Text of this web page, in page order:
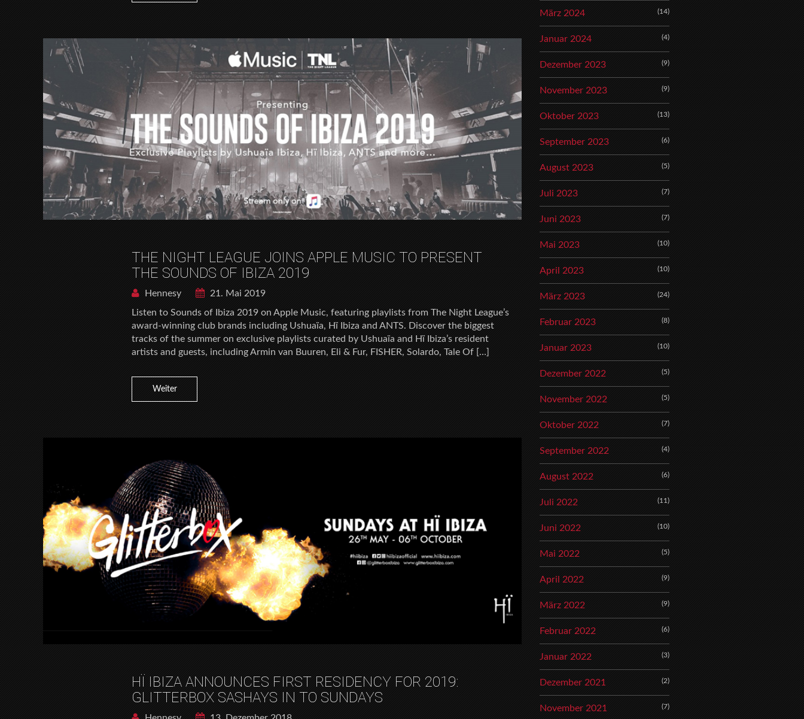
THE NIGHT LEAGUE JOINS APPLE MUSIC TO PRESENT
THE SOUNDS OF IBIZA 2019
Hennesy
21. Mai 2019
Listen to Sounds of Ibiza 2019 on Apple Music, featuring playlists from The Night League’s
award-winning club brands including Ushuaïa, Hï Ibiza and ANTS. Discover the biggest
tracks of the summer on exclusive playlists curated by Ushuaïa and Hï Ibiza’s resident
artists and guests, including Armin van Buuren, Eli & Fur, FISHER, Solardo, Tale Of […]
Weiter
HÏ IBIZA ANNOUNCES FIRST RESIDENCY FOR 2019:
GLITTERBOX SASHAYS IN TO SUNDAYS
März 2024 (14)
Januar 2024 (4)
Dezember 2023 (9)
November 2023 (9)
Oktober 2023 (13)
September 2023 (6)
August 2023 (5)
Juli 2023 (7)
Juni 2023 (7)
Mai 2023 (10)
April 2023 (10)
März 2023 (24)
Februar 2023 (8)
Januar 2023 (10)
Dezember 2022 (5)
November 2022 (5)
Oktober 2022 (7)
September 2022 (4)
August 2022 (6)
Juli 2022 (11)
Juni 2022 (10)
Mai 2022 (5)
April 2022 (9)
März 2022 (9)
Februar 2022 (6)
Januar 2022 (3)
Dezember 2021 (2)
November 2021 (7)